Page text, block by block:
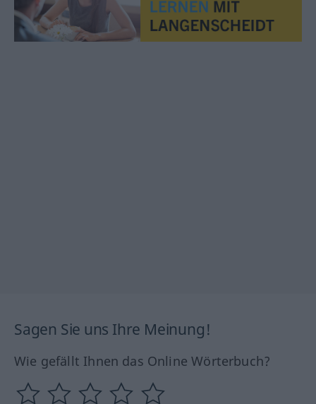
Sagen Sie uns Ihre Meinung!
Wie gefällt Ihnen das Online Wörterbuch?